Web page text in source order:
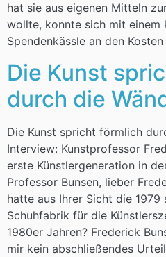
hat sie aus eigenen Mitteln
wollte, konnte sich mit einem
Spendenkässle an den
Die Kunst
durch die
Die Kunst spricht förmlich
Interview: Kunstprofessor
erste Künstlergeneration in
Professor Bunsen, lieber
hatte aus Ihrer Sicht die
Schuhfabrik für die
1980er Jahren? Frederick
mir kein abschließendes